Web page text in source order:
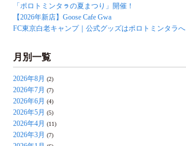
「ポロトミンタㇻの夏まつり」開催！
【2026年新店】Goose Cafe Gwa
FC東京白老キャンプ｜公式グッズはポロトミンタラへ
月別一覧
2026年8月 (2)
2026年7月 (7)
2026年6月 (4)
2026年5月 (5)
2026年4月 (11)
2026年3月 (7)